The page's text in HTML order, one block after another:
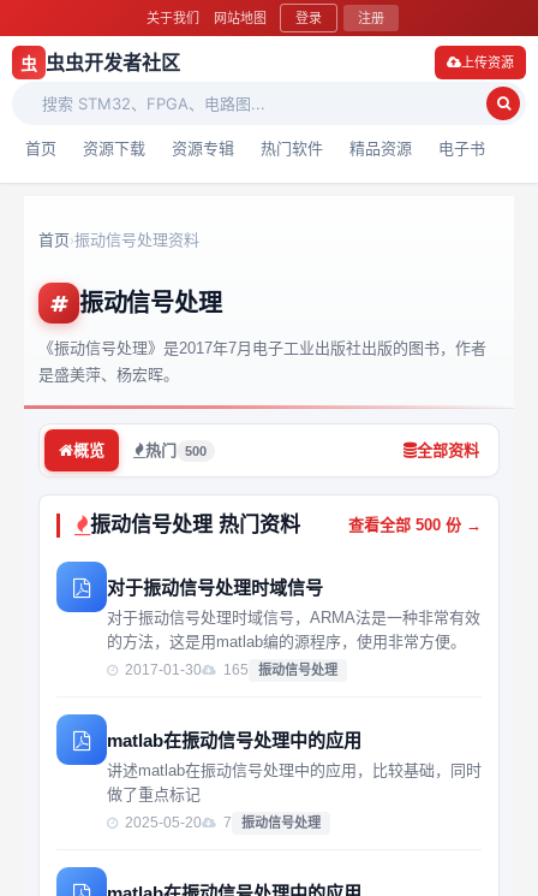
关于我们 网站地图 登录 注册
虫 虫虫开发者社区
首页 资源下载 资源专辑 热门软件 精品资源 电子书
上传资源
首页›振动信号处理资料
振动信号处理
《振动信号处理》是2017年7月电子工业出版社出版的图书，作者
是盛美萍、杨宏晖。
概览 热门 500 全部资料
振动信号处理 热门资料 查看全部 500 份 →
对于振动信号处理时域信号
对于振动信号处理时域信号，ARMA法是一种非常有效
的方法，这是用matlab编的源程序，使用非常方便。
2017-01-30 165 振动信号处理
matlab在振动信号处理中的应用
讲述matlab在振动信号处理中的应用，比较基础，同时
做了重点标记
2025-05-20 7 振动信号处理